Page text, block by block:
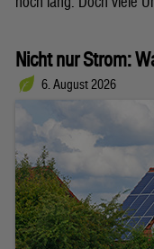
Nicht nur Strom:
6. August 2026